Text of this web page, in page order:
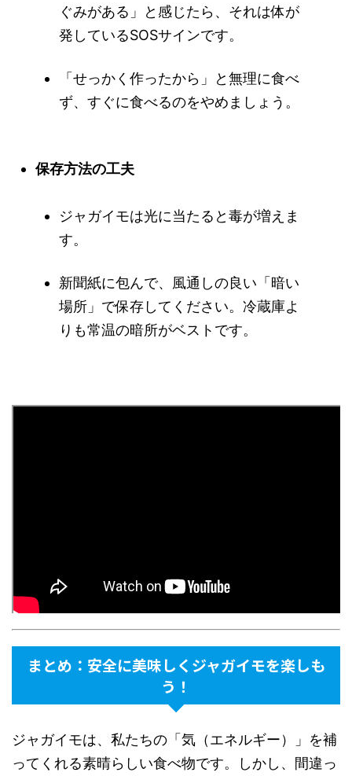
ぐみがある」と感じたら、それは体が
発しているSOSサインです。
「せっかく作ったから」と無理に食べ
ず、すぐに食べるのをやめましょう。
保存方法の工夫
ジャガイモは光に当たると毒が増えま
す。
新聞紙に包んで、風通しの良い「暗い
場所」で保存してください。冷蔵庫よ
りも常温の暗所がベストです。
まとめ：安全に美味しくジャガイモを楽しも
う！
ジャガイモは、私たちの「気（エネルギー）」を補
ってくれる素晴らしい食べ物です。しかし、間違っ